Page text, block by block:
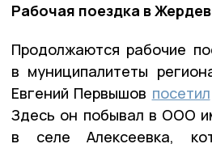
Рабочая поездка в
Продолжаются рабочие
в муниципалитеты
Евгений Первышов посетил
Здесь он побывал в ООО
в селе Алексеевка,